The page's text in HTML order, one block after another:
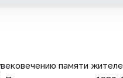
памяти